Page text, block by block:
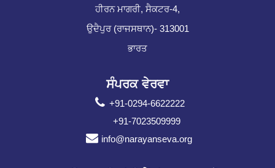
ਹੀਰਨ ਮਾਗਰੀ, ਸੈਕਟਰ-4,
ਉਦੈਪੁਰ (ਰਾਜਸਥਾਨ)- 313001
ਭਾਰਤ
ਸੰਪਰਕ ਵੇਰਵਾ
+91-0294-6622222
+91-7023509999
info@narayanseva.org